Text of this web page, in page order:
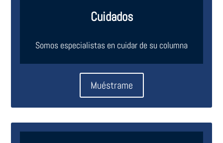
Cuidados
Somos especialistas en cuidar de su columna
Muéstrame